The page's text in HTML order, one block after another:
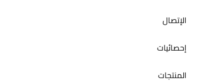
الإتصال
إحصائيات
المنتجات